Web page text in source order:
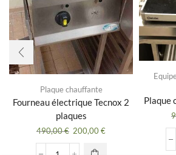
Plaque chauffante
Fourneau électrique Tecnox 2
plaques
490,00€ Le
prix
200,00€
Plaque